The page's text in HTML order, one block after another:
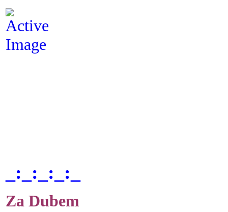
_:_:_:_:_
Za Dubem